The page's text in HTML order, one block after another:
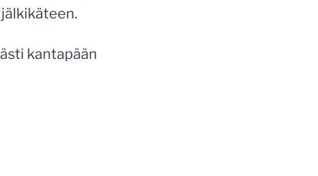
kantapään